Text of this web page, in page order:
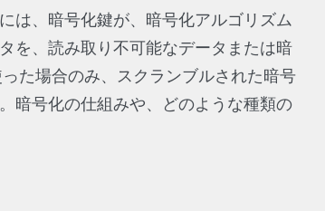
は、暗号化鍵が、暗号化アルゴリズム
を、読み取り不可能なデータまたは暗
た場合のみ、スクランブルされた暗号
暗号化の仕組みや、どのような種類の